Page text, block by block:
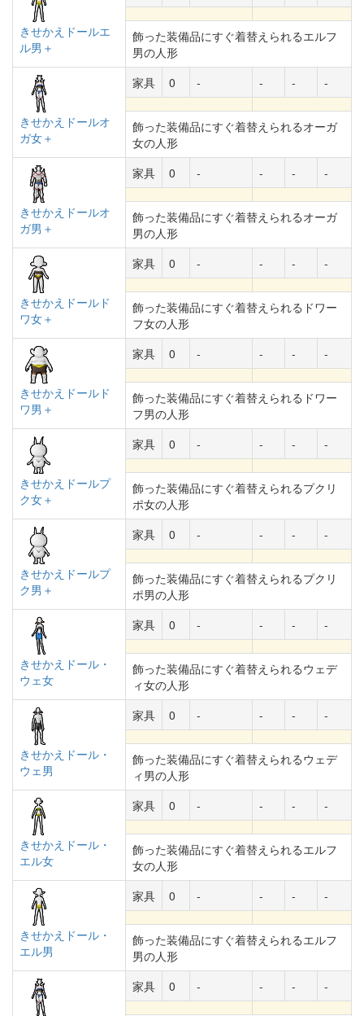
きせかえドールエ
ル男＋
飾った装備品にすぐ着替えられるエルフ
男の人形
きせかえドールオ
ガ女＋
家具 0 - - - -
飾った装備品にすぐ着替えられるオーガ
女の人形
きせかえドールオ
ガ男＋
家具 0 - - - -
飾った装備品にすぐ着替えられるオーガ
男の人形
きせかえドールド
ワ女＋
家具 0 - - - -
飾った装備品にすぐ着替えられるドワー
フ女の人形
きせかえドールド
ワ男＋
家具 0 - - - -
飾った装備品にすぐ着替えられるドワー
フ男の人形
きせかえドールプ
ク女＋
家具 0 - - - -
飾った装備品にすぐ着替えられるプクリ
ポ女の人形
きせかえドールプ
ク男＋
家具 0 - - - -
飾った装備品にすぐ着替えられるプクリ
ポ男の人形
きせかえドール・
ウェ女
家具 0 - - - -
飾った装備品にすぐ着替えられるウェデ
ィ女の人形
きせかえドール・
ウェ男
家具 0 - - - -
飾った装備品にすぐ着替えられるウェデ
ィ男の人形
きせかえドール・
エル女
家具 0 - - - -
飾った装備品にすぐ着替えられるエルフ
女の人形
きせかえドール・
エル男
家具 0 - - - -
飾った装備品にすぐ着替えられるエルフ
男の人形
家具 0 - - - -